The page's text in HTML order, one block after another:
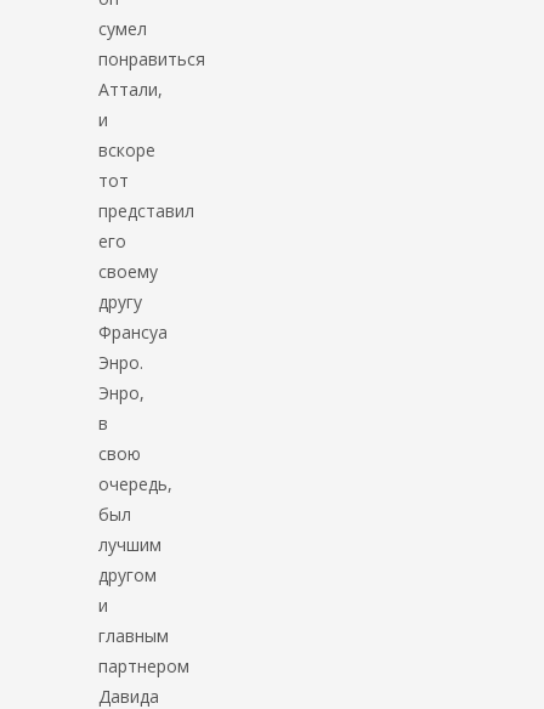
сумел
понравиться
Аттали,
и
вскоре
тот
представил
его
своему
другу
Франсуа
Энро.
Энро,
в
свою
очередь,
был
лучшим
другом
и
главным
партнером
Давида